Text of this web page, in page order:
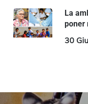
La
poner
30